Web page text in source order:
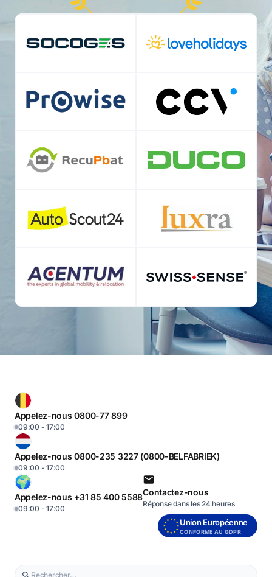
Appelez-nous 0800-77 899
09:00 - 17:00
Appelez-nous 0800-235 3227 (0800-BELFABRIEK)
09:00 - 17:00
Appelez-nous +31 85 400 5588
09:00 - 17:00
Contactez-nous
Réponse dans les 24 heures
Union Européenne
CONFORME AU GDPR